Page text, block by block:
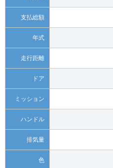
支払総額
年式
走行距離
ドア
ミッション
ハンドル
排気量
色